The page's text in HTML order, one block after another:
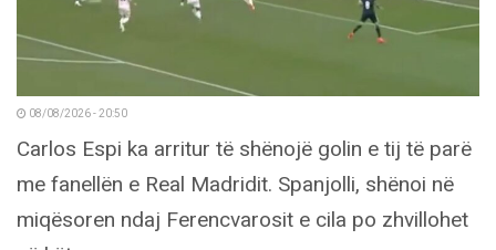
08/08/2026 - 20:50
Carlos Espi ka arritur të shënojë golin e tij të parë
me fanellën e Real Madridit. Spanjolli, shënoi në
miqësoren ndaj Ferencvarosit e cila po zhvillohet